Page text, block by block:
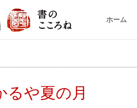
ホーム
るや夏の月